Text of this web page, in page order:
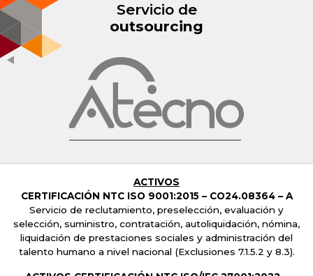
Servicio de
outsourcing
ACTIVOS
CERTIFICACIÓN NTC ISO 9001:2015 –CO24.08364 – A
Servicio de reclutamiento, preselección, evaluación y
selección, suministro, contratación, autoliquidación, nómina,
liquidación de prestaciones sociales y administración del
talento humano a nivel nacional (Exclusiones 7.1.5.2 y 8.3).